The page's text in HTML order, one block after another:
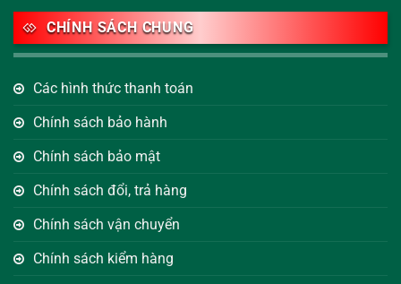
CHÍNH SÁCH CHUNG
Các hình thức thanh toán
Chính sách bảo hành
Chính sách bảo mật
Chính sách đổi, trả hàng
Chính sách vận chuyển
Chính sách kiểm hàng